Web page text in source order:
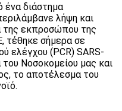
ένα διάστημα
λήψη και
της εκπροσώπου της
τέθηκε σήμερα σε
ελέγχου (PCR) SARS-
Νοσοκομείου μας και
το αποτέλεσμα του